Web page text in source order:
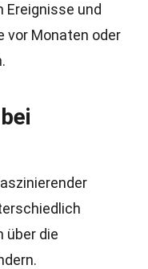
Ereignisse und
vor Monaten oder
über die